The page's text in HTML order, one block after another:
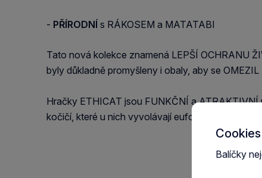
- PŘÍRODNÍ s RÁKOSEM a MATATABI
Tato nová kolekce znamená LEPŠÍ OCHRANU
byly důkladně promyšleny i obaly, aby se
Hračky ETHICAT jsou FUNKČNÍ a
kočičí, které u nich vyvolávají euforii.
Cookies
Balíčky